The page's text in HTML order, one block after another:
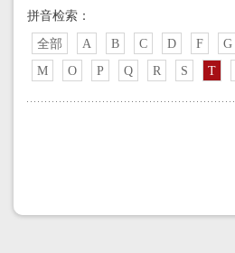
拼音检索：
全部 A B C D F G
M
O P Q R S T